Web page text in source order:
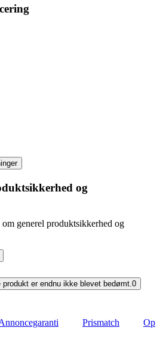
og
generel produktsikkerhed og
produkt er endnu ikke blevet bedømt.0
Prismatch
Op